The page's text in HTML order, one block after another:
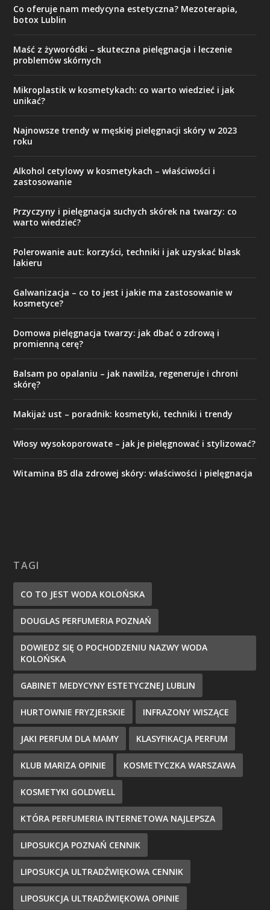
Co oferuje nam medycyna estetyczna? Mezoterapia,
botox Lublin
Maść z żyworódki – skuteczna pielęgnacja i leczenie
problemów skórnych
Mikroplastik w kosmetykach: co warto wiedzieć i jak
unikać?
Najnowsze trendy w męskiej pielęgnacji skóry w 2023
roku
Alkohol cetylowy w kosmetykach – właściwości i
zastosowanie
Przyczyny i pielęgnacja suchych skórek na twarzy: co
warto wiedzieć?
Polerowanie aut: korzyści, techniki i jak uzyskać blask
lakieru
Galwanizacja – co to jest i jakie ma zastosowanie w
kosmetyce?
Domowa pielęgnacja twarzy: jak dbać o zdrową i
promienną cerę?
Balsam po opalaniu – jak nawilża, regeneruje i chroni
skórę?
Makijaż ust – poradnik: kosmetyki, techniki i trendy
Włosy wysokoporowate – jak je pielęgnować i stylizować?
Witamina B5 dla zdrowej skóry: właściwości i pielęgnacja
TAGI
CO TO JEST WODA KOLOŃSKA
DOUGLAS PERFUMERIA POZNAŃ
DOWIEDZ SIĘ O POCHODZENIU NAZWY WODA
KOLOŃSKA
GABINET MEDYCYNY ESTETYCZNEJ LUBLIN
HURTOWNIE FRYZJERSKIE INFRAZONY WISZĄCE
JAKI PERFUM DLA MAMY KLASYFIKACJA PERFUM
KLUB MARIZA OPINIE KOSMETYCZKA WARSZAWA
KOSMETYKI GOLDWELL
KTÓRA PERFUMERIA INTERNETOWA NAJLEPSZA
LIPOSUKCJA POZNAŃ CENNIK
LIPOSUKCJA ULTRADŹWIĘKOWA CENNIK
LIPOSUKCJA ULTRADŹWIĘKOWA OPINIE